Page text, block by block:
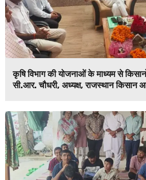
कृषि विभाग की योजनाओं के माध्यम से
सी.आर. चौधरी, अध्यक्ष, राजस्थान किसान